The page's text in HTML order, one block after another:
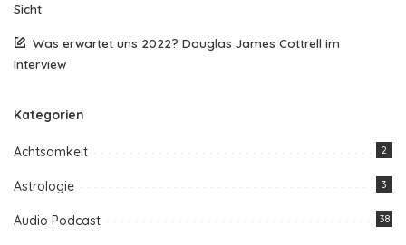
Sicht
Was erwartet uns 2022? Douglas James Cottrell im
Interview
Kategorien
Achtsamkeit 2
Astrologie 3
Audio Podcast 38